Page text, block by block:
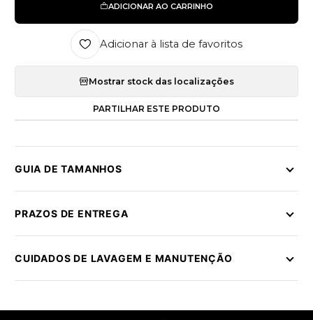
ADICIONAR AO CARRINHO
Adicionar à lista de favoritos
Mostrar stock das localizações
PARTILHAR ESTE PRODUTO
GUIA DE TAMANHOS
PRAZOS DE ENTREGA
CUIDADOS DE LAVAGEM E MANUTENÇÃO